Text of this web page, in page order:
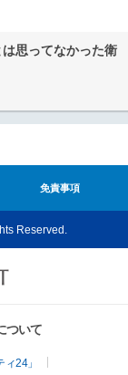
思ってなかった衛
免責事項
Reserved.
ついて
24」